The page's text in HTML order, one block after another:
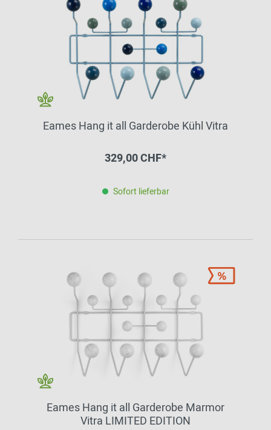
Eames Hang it all Garderobe Kühl Vitra
329,00 CHF*
Sofort lieferbar
Eames Hang it all Garderobe Marmor
Vitra LIMITED EDITION